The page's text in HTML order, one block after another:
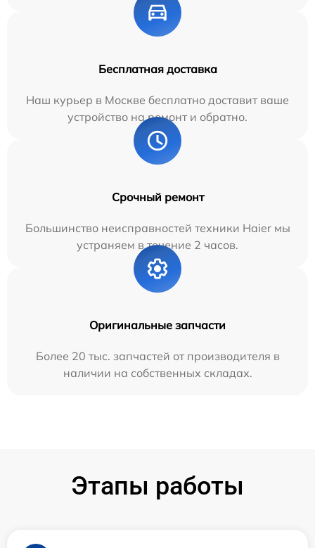
Бесплатная доставка
Наш курьер в Москве бесплатно доставит ваше
устройство на ремонт и обратно.
Срочный ремонт
Большинство неисправностей техники Haier мы
устраняем в течение 2 часов.
Оригинальные запчасти
Более 20 тыс. запчастей от производителя в
наличии на собственных складах.
Этапы работы